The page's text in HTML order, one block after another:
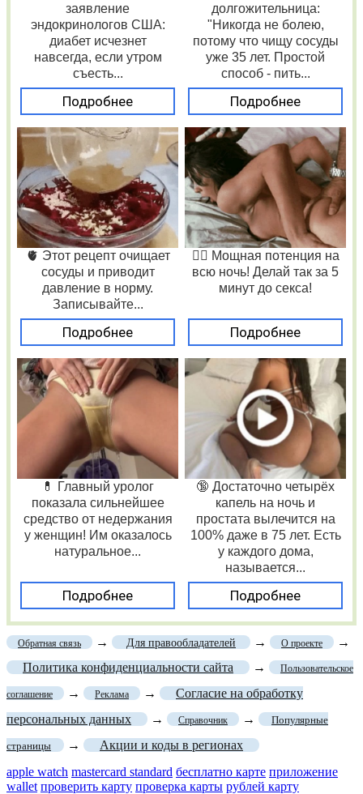
заявление
эндокринологов США:
диабет исчезнет
навсегда, если утром
съесть...
Подробнее
долгожительница:
"Никогда не болею,
потому что чищу сосуды
уже 35 лет. Простой
способ - пить...
Подробнее
🫀 Этот рецепт очищает
сосуды и приводит
давление в норму.
Записывайте...
Подробнее
❤️‍🔥 Мощная потенция на
всю ночь! Делай так за 5
минут до секса!
Подробнее
💊 Главный уролог
показала сильнейшее
средство от недержания
у женщин! Им оказалось
натуральное...
Подробнее
🔞 Достаточно четырёх
капель на ночь и
простата вылечится на
100% даже в 75 лет. Есть
у каждого дома,
называется...
Подробнее
Обратная связь → Для правообладателей → О проекте
→
Политика конфиденциальности сайта
→ Пользовательское
соглашение → Реклама →
Согласие на обработку
персональных данных
→ Справочник → Популярные
страницы →
Акции и коды в регионах
apple watch mastercard standard бесплатно карте приложение
wallet проверить карту проверка карты рублей карту